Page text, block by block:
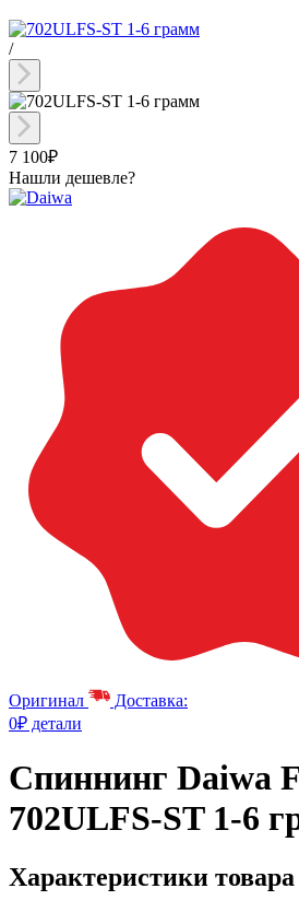
/
7 100₽
Нашли дешевле?
Оригинал
Доставка:
0₽ детали
Спиннинг Daiwa
702ULFS-ST 1-6
Характеристики товара